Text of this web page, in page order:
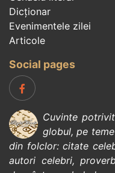
Dicționar
Evenimentele zilei
Articole
Social pages
Cuvinte
globul, pe
din folclor:citate
autori celebri,